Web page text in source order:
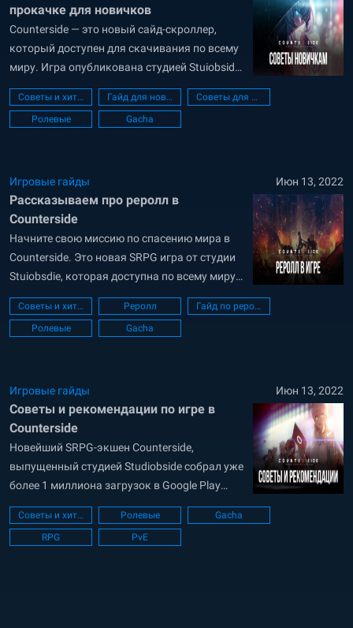
прокачке для новичков
Counterside — это новый сайд-скроллер,
который доступен для скачивания по всему
миру. Игра опубликована студией Stuiobside.
Сюжет игры основан на том, что есть два
мира — один нормальный, другой
параллельный (Counter мир). Естественно, из
(Corrupted Object). Вам предлагается стать
главой...
Советы и хитрости Гайд для новичков
Советы для новичков
Ролевые
Gacha
Игровые гайды Июн 13, 2022
Рассказываем про реролл в
Counterside
Начните свою миссию по спасению мира в
Counterside. Это новая SRPG игра от студии
Stuiobsdie, которая доступна по всему миру.
Игра доступна для бесплатного скачивания
в Google Play Store и App Store. Игру уже
скачали более одного миллиона раз. Игроки
Советы и хитрости Реролл
Гайд по рероллу
Ролевые
Gacha
Игровые гайды Июн 13, 2022
Советы и рекомендации по игре в
Counterside
Новейший SRPG-экшен Counterside,
выпущенный студией Studiobside собрал уже
более 1 миллиона загрузок в Google Play
Store и App Store. Игроки могут собрать
коллекцию персонажей, чтобы
сформировать отряды для борьбы с
Советы и хитрости Ролевые
Gacha
RPG
PvE